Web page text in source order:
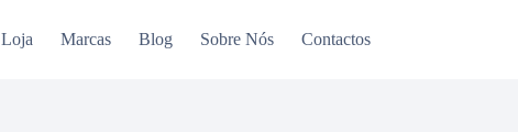
Loja Marcas Blog Sobre Nós Contactos